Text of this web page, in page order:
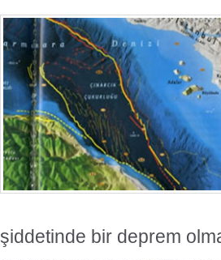
şiddetinde bir deprem